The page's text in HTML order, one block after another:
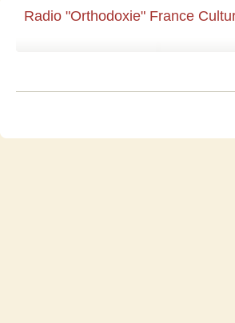
Radio "Orthodoxie" France